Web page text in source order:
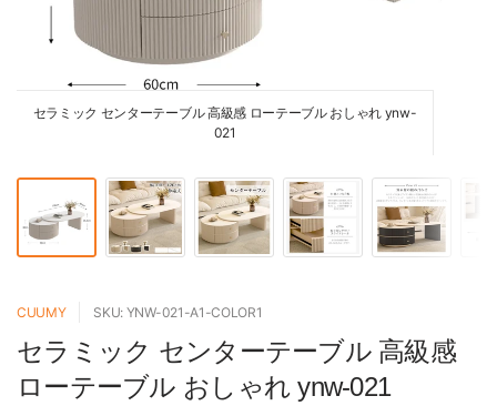
セラミック センターテーブル 高級感 ローテーブル おしゃれ ynw-
021
CUUMY SKU: YNW-021-A1-COLOR1
セラミック センターテーブル 高級感
ローテーブル おしゃれ ynw-021